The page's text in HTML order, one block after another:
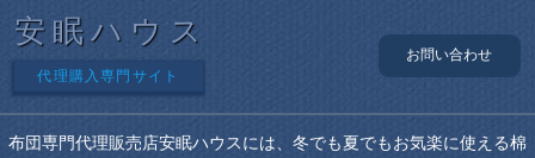
安眠ハウス
代理購入専門サイト
お問い合わせ
布団専門代理販売店安眠ハウスには、冬でも夏でもお気楽に使える棉